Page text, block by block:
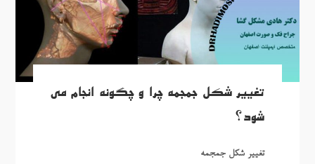
تغییر شکل جمجمه چرا و چگونه انجام می
شود؟
تغییر شکل جمجمه